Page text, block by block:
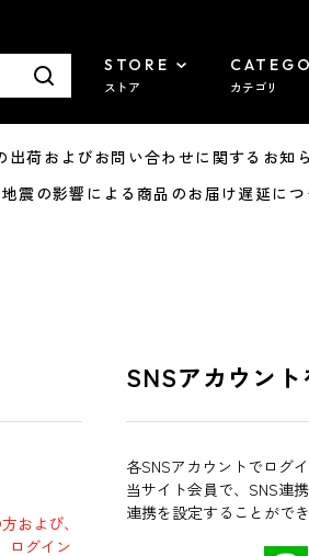
STORE
ストア カテゴリ
荷およびお問い合わせに関するお知
の影響による商品のお届け遅延につ
および、
ログイン
SNSアカウン
各SNSアカウントでログ
当サイト会員で、SNS連
連携を設定することができ